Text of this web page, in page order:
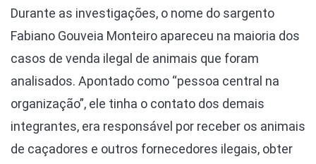
Durante as investigações, o nome do sargento
Fabiano Gouveia Monteiro apareceu na maioria dos
casos de venda ilegal de animais que foram
analisados. Apontado como “pessoa central na
organização”, ele tinha o contato dos demais
integrantes, era responsável por receber os animais
de caçadores e outros fornecedores ilegais, obter